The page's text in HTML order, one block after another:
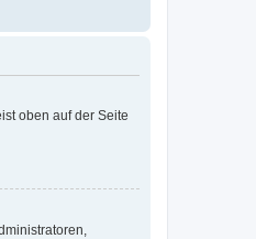
oben auf der Seite